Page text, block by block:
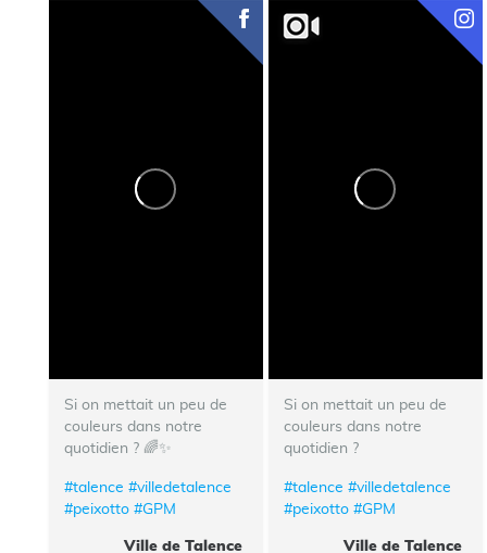
Si on mettait un peu de
couleurs dans notre
quotidien ? 🌈✨
#talence #villedetalence
#peixotto #GPM
Ville de Talence
Si on mettait un peu de
couleurs dans notre
quotidien ?
#talence #villedetalence
#peixotto #GPM
Ville de Talence